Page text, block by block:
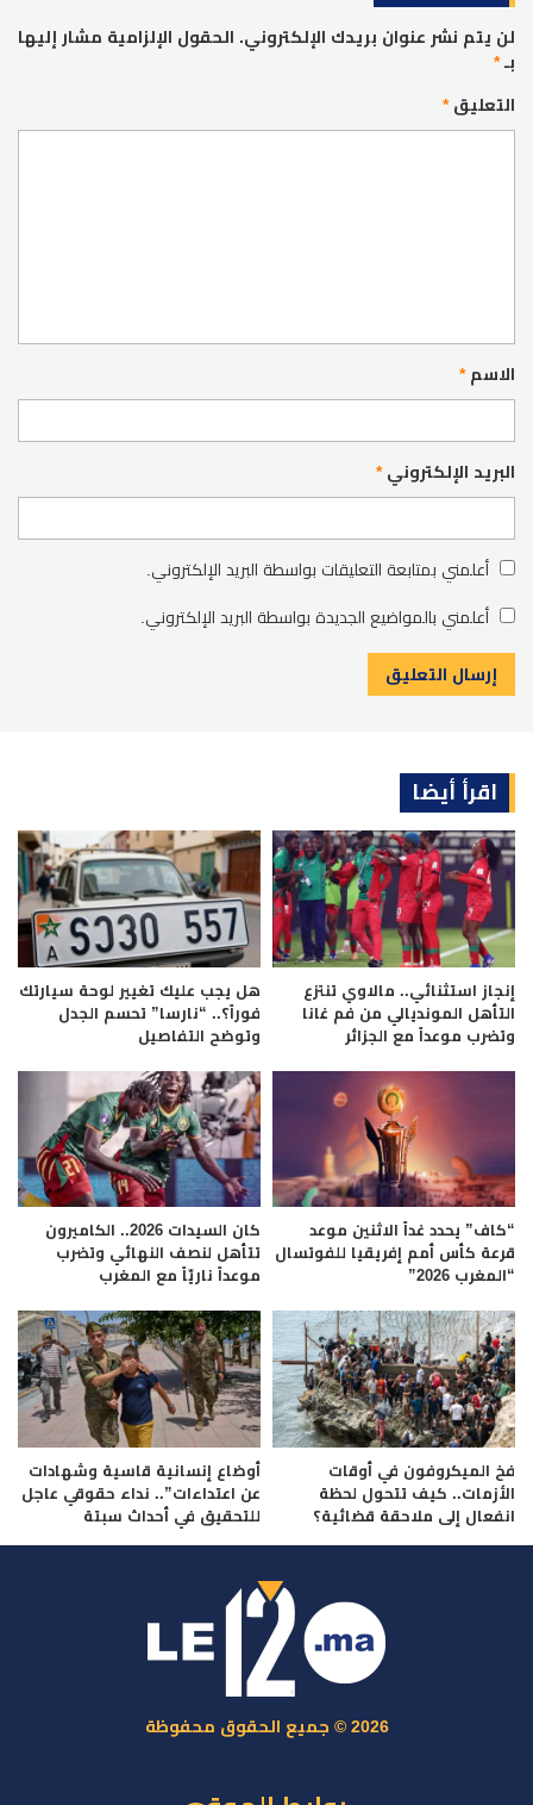
لن يتم نشر عنوان بريدك الإلكتروني. الحقول الإلزامية مشار إليها
بـ*
التعليق*
الاسم*
البريد الإلكتروني*
أعلمني بمتابعة التعليقات بواسطة البريد الإلكتروني.
أعلمني بالمواضيع الجديدة بواسطة البريد الإلكتروني.
اقرأ أيضا
إنجاز استثنائي.. مالاوي تنتزع
التأهل المونديالي من فم غانا
وتضرب موعداً مع الجزائر
هل يجب عليك تغيير لوحة سيارتك
فوراً؟.. “نارسا” تحسم الجدل
وتوضح التفاصيل
“كاف” يحدد غداً الاثنين موعد
قرعة كأس أمم إفريقيا للفوتسال
“المغرب 2026”
كان السيدات 2026.. الكاميرون
تتأهل لنصف النهائي وتضرب
موعداً ناريّاً مع المغرب
فخ الميكروفون في أوقات
الأزمات.. كيف تتحول لحظة
انفعال إلى ملاحقة قضائية؟
أوضاع إنسانية قاسية وشهادات
عن اعتداءات”.. نداء حقوقي عاجل
للتحقيق في أحداث سبتة
2026 © جميع الحقوق محفوظة